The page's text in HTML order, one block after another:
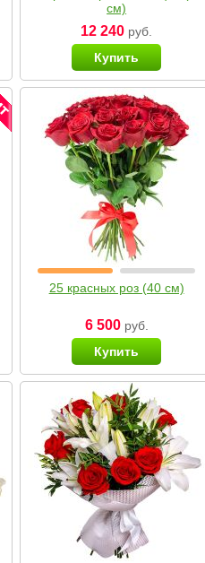
см)
12 240 руб.
Купить
25 красных роз (40 см)
6 500руб.
Купить